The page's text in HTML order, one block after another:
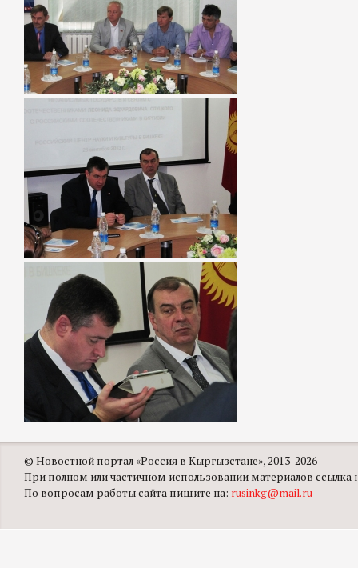
© Новостной портал «Россия в Кыргызстане», 2013-2026
При полном или частичном использовании материалов ссылка
По вопросам работы сайта пишите на: rusinkg@mail.ru